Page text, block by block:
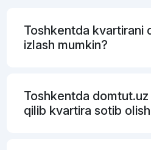
Toshkentda kvartirani
izlash mumkin?
Toshkentda
qilib kvartira sotib